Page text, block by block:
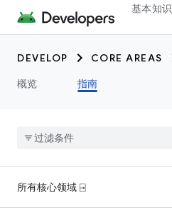
基本知识
DEVELOP CORE AREAS
概览
指南
所有核心领域 ⍈